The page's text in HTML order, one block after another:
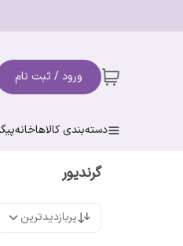
ورود / ثبت نام
دسته‌بندی کالاهاخانه
گرندیور
پربازدیدترین